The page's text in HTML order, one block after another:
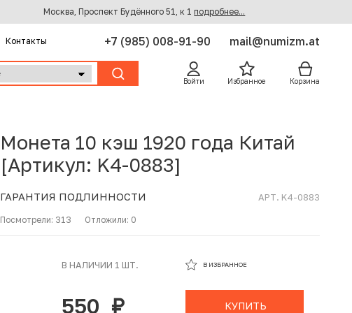
Москва, Проспект Будённого 51, к 1 подробнее...
Контакты +7 (985) 008-91-90 mail@numizm.at
Войти Избранное Корзина
Монета 10 кэш 1920 года Китай
[Артикул: K4-0883]
ГАРАНТИЯ ПОДЛИННОСТИ АРТ. K4-0883
Посмотрели: 313 Отложили: 0
В НАЛИЧИИ 1 ШТ.
550
В ИЗБРАННОЕ
КУПИТЬ